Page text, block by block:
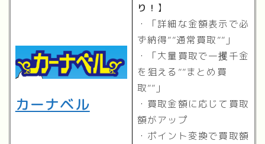
カーナベル
り！ 】
・「詳細な金額表示で必
ず納得””通常買取””」
・「大量買取で一攫千金
を狙える””まとめ買
取””」
・買取金額に応じて買取
額がアップ
・ポイント変換で買取額